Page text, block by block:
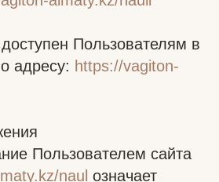
данных
с условиями
vagiton-
только
nauli .